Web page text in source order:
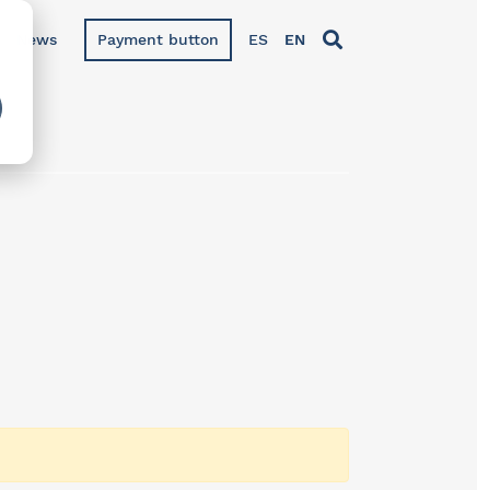
News Payment button ES EN